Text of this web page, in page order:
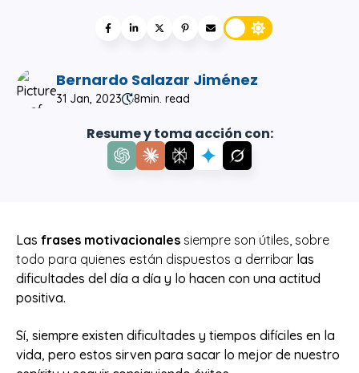
Bernardo Salazar Jiménez
31 Jan, 2023 8min. read
Resume y toma acción con:
Las frases motivacionales siempre son útiles, sobre
todo para quienes están dispuestos a derribar las
dificultades del día a día y lo hacen con una actitud
positiva.
Sí, siempre existen dificultades y tiempos difíciles en la
vida, pero estos sirven para sacar lo mejor de nuestro